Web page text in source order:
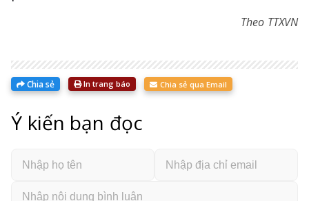
Theo TTXVN
Chia sẻ In trang báo Chia sẻ qua Email
Ý kiến bạn đọc